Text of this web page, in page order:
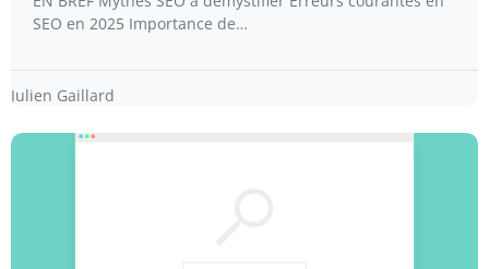
SEO en 2025 Importance de…
Julien Gaillard